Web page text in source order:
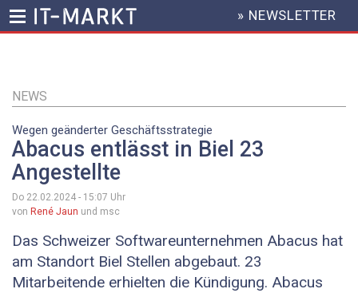
Inhalt
HEADER
MENU
» NEWSLETTER
NEWS
Wegen geänderter Geschäftsstrategie
Abacus entlässt in Biel 23
Angestellte
Do 22.02.2024 - 15:07 Uhr
von René Jaun und msc
Das Schweizer Softwareunternehmen Abacus hat
am Standort Biel Stellen abgebaut. 23
Mitarbeitende erhielten die Kündigung. Abacus